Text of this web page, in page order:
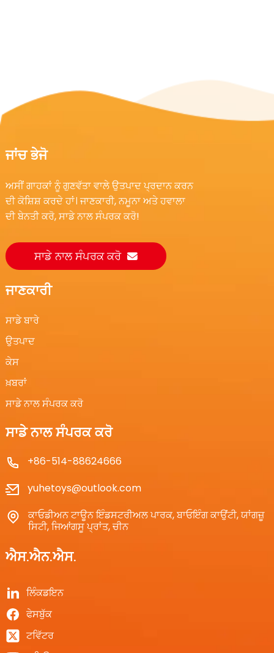
ਜਾਂਚ ਭੇਜੋ
ਅਸੀਂ ਗਾਹਕਾਂ ਨੂੰ ਗੁਣਵੱਤਾ ਵਾਲੇ ਉਤਪਾਦ ਪ੍ਰਦਾਨ ਕਰਨ
ਦੀ ਕੋਸ਼ਿਸ਼ ਕਰਦੇ ਹਾਂ। ਜਾਣਕਾਰੀ, ਨਮੂਨਾ ਅਤੇ ਹਵਾਲਾ
ਦੀ ਬੇਨਤੀ ਕਰੋ, ਸਾਡੇ ਨਾਲ ਸੰਪਰਕ ਕਰੋ!
ਸਾਡੇ ਨਾਲ ਸੰਪਰਕ ਕਰੋ
ਜਾਣਕਾਰੀ
ਸਾਡੇ ਬਾਰੇ
ਉਤਪਾਦ
ਕੇਸ
ਖ਼ਬਰਾਂ
ਸਾਡੇ ਨਾਲ ਸੰਪਰਕ ਕਰੋ
ਸਾਡੇ ਨਾਲ ਸੰਪਰਕ ਕਰੋ
+86-514-88624666
yuhetoys@outlook.com
ਕਾਓਡੀਅਨ ਟਾਊਨ ਇੰਡਸਟਰੀਅਲ ਪਾਰਕ, ​​ਬਾਓਇੰਗ ਕਾਉਂਟੀ, ਯਾਂਗਜ਼ੂ
ਸਿਟੀ, ਜਿਆਂਗਸੂ ਪ੍ਰਾਂਤ, ਚੀਨ
ਐਸ.ਐਨ.ਐਸ.
ਲਿੰਕਡਇਨ
ਫੇਸਬੁੱਕ
ਟਵਿੱਟਰ